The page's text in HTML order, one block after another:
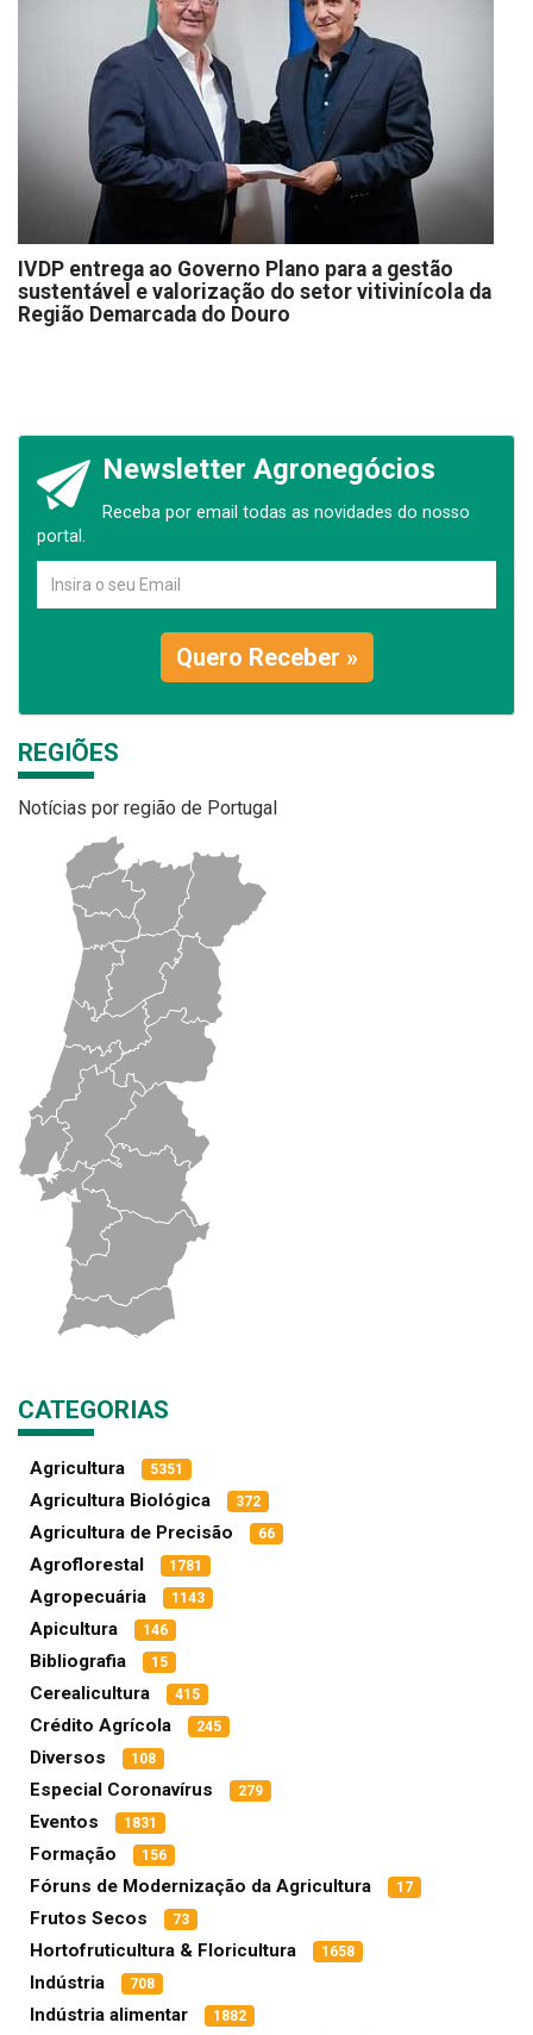
IVDP entrega ao Governo Plano para a gestão
sustentável e valorização do setor vitivinícola da
Região Demarcada do Douro
Newsletter Agronegócios
Receba por email todas as novidades do nosso
portal.
Quero Receber »
REGIÕES
Notícias por região de Portugal
CATEGORIAS
Agricultura 5351
Agricultura Biológica 372
Agricultura de Precisão 66
Agroflorestal 1781
Agropecuária 1143
Apicultura 146
Bibliografia 15
Cerealicultura 415
Crédito Agrícola 245
Diversos 108
Especial Coronavírus 279
Eventos 1831
Formação 156
Fóruns de Modernização da Agricultura 17
Frutos Secos 73
Hortofruticultura & Floricultura 1658
Indústria 708
Indústria alimentar 1882